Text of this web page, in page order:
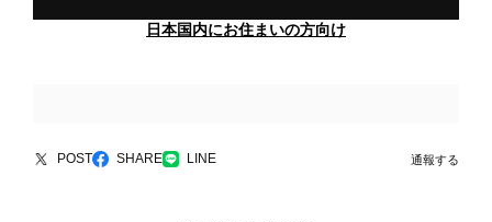
日本国内にお住まいの方向け
POST SHARE LINE 通報する